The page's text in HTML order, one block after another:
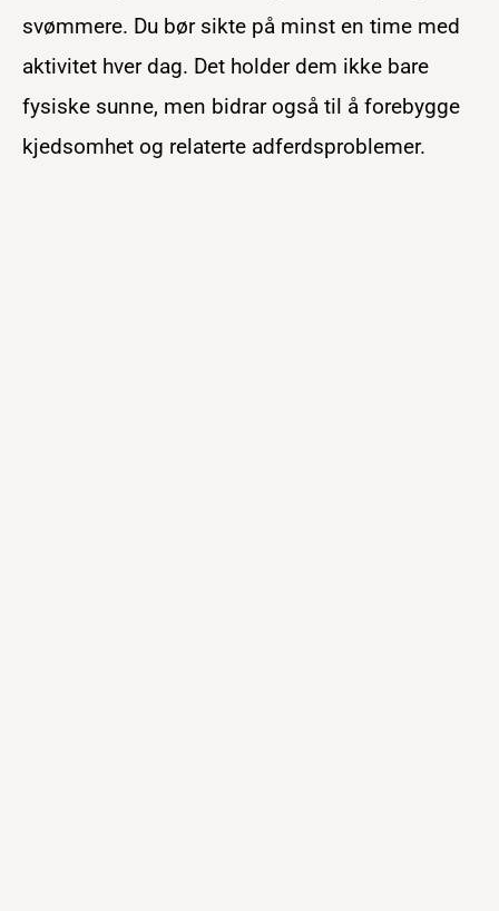
svømmere. Du bør sikte på minst en time med
aktivitet hver dag. Det holder dem ikke bare
fysiske sunne, men bidrar også til å forebygge
kjedsomhet og relaterte adferdsproblemer.